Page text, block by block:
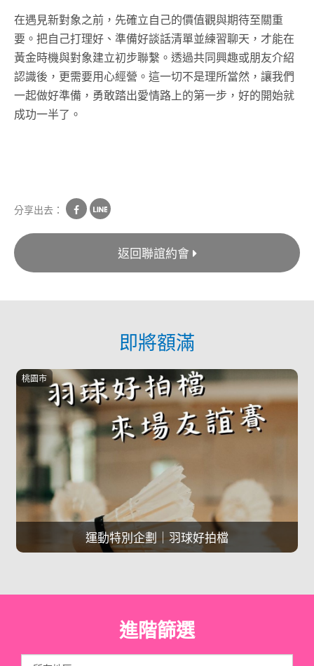
在遇見新對象之前，先確立自己的價值觀與期待至關重
要。把自己打理好、準備好談話清單並練習聊天，才能在
黃金時機與對象建立初步聯繫。透過共同興趣或朋友介紹
認識後，更需要用心經營。這一切不是理所當然，讓我們
一起做好準備，勇敢踏出愛情路上的第一步，好的開始就
成功一半了。
分享出去：
返回聯誼約會
即將額滿
運動特別企劃｜羽球好拍檔
桃園市
進階篩選